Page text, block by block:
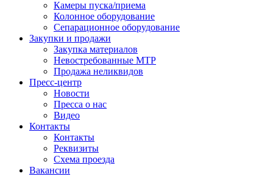
Камеры пуска/приема
Колонное оборудование
Сепарационное оборудование
Закупки и продажи
Закупка материалов
Невостребованные МТР
Продажа неликвидов
Пресс-центр
Новости
Пресса о нас
Видео
Контакты
Контакты
Реквизиты
Схема проезда
Вакансии